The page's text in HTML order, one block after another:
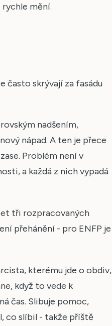
mění.
často skrývají za fasádu
nadšením,
nápad. A ten je přece
Problém není v
a každá z nich vypadá
tři rozpracovaných
přehánění - pro ENFP je
kterému jde o obdiv,
když to vede k
čas. Slibuje pomoc,
co slíbil - takže příště